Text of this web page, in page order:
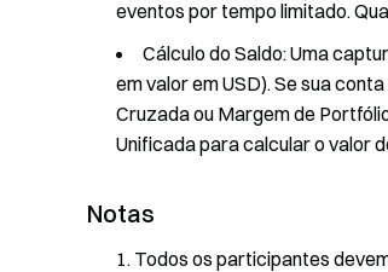
eventos por tempo limitado.
Cálculo do Saldo: Uma
em valor em USD). Se sua
Cruzada ou Margem de
Unificada para calcular o valor
Notas
Todos os participantes